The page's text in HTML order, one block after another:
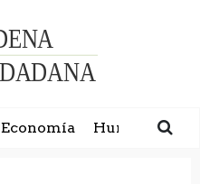
Economía Humanidad